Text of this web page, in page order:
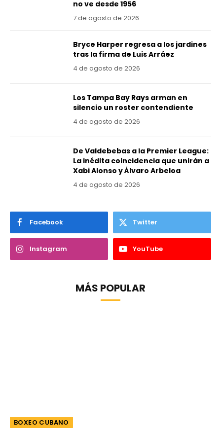
no ve desde 1956
7 de agosto de 2026
Bryce Harper regresa a los jardines
tras la firma de Luis Arráez
4 de agosto de 2026
Los Tampa Bay Rays arman en
silencio un roster contendiente
4 de agosto de 2026
De Valdebebas a la Premier League:
La inédita coincidencia que unirán a
Xabi Alonso y Álvaro Arbeloa
4 de agosto de 2026
Facebook Twitter
Instagram YouTube
MÁS POPULAR
BOXEO CUBANO